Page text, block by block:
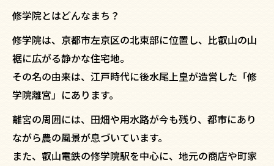
修学院とはどんなまち？
修学院は、京都市左京区の北東部に位置し、比叡山の山
裾に広がる静かな住宅地。
その名の由来は、江戸時代に後水尾上皇が造営した「修
学院離宮」にあります。
離宮の周囲には、田畑や用水路が今も残り、都市にあり
ながら農の風景が息づいています。
また、叡山電鉄の修学院駅を中心に、地元の商店や町家